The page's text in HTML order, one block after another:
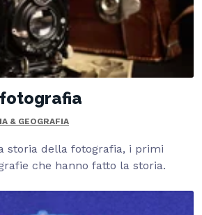
& GEOGRAFIA
storia della fotografia, i primi
che hanno fatto la storia.